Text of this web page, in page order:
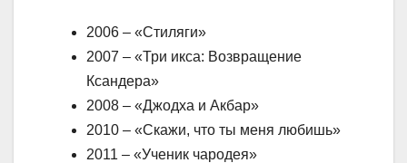
2006 – «Стиляги»
2007 – «Три икса: Возвращение
Ксандера»
2008 – «Джодха и Акбар»
2010 – «Скажи, что ты меня любишь»
2011 – «Ученик чародея»